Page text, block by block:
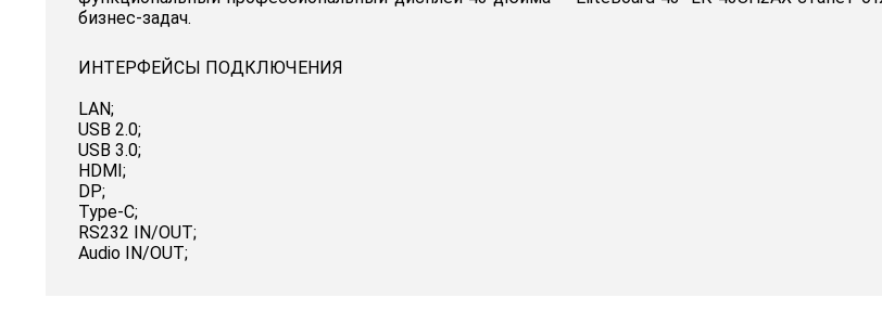
бизнес-задач.
ИНТЕРФЕЙСЫ ПОДКЛЮЧЕНИЯ
LAN;
USB 2.0;
USB 3.0;
HDMI;
DP;
Type-C;
RS232 IN/OUT;
Audio IN/OUT;